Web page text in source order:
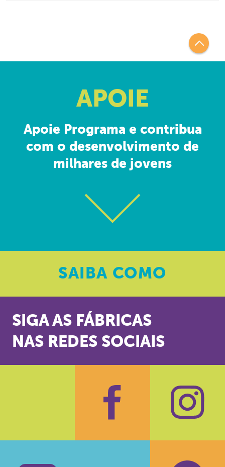
APOIE
Apoie Programa e contribua
com o desenvolvimento de
milhares de jovens
SAIBA COMO
SIGA AS FÁBRICAS
NAS REDES SOCIAIS
Facebook